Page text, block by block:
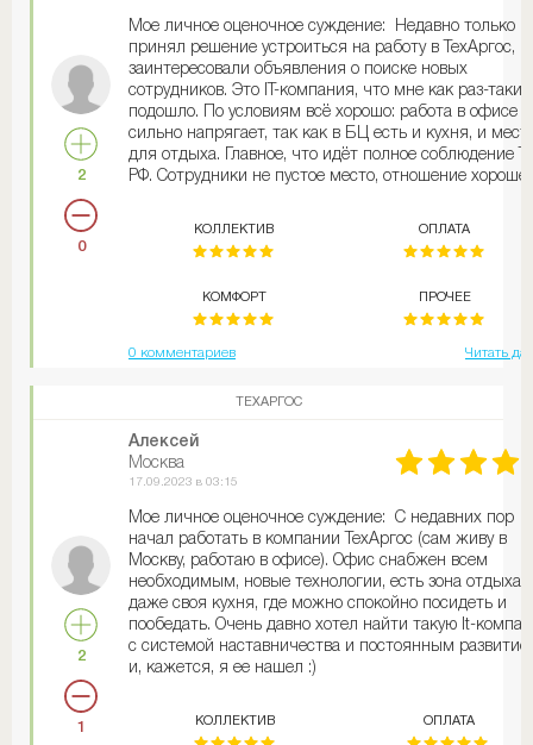
2
0
Мое личное оценочное суждение: Недавно только
принял решение устроиться на работу в ТехАргос,
заинтересовали объявления о поиске новых
сотрудников. Это IT-компания, что мне как раз-таки
подошло. По условиям всё хорошо: работа в офисе
сильно напрягает, так как в БЦ есть и кухня, и
для отдыха. Главное, что идёт полное соблюдение
РФ. Сотрудники не пустое место, отношение
КОЛЛЕКТИВ
КОМФОРТ
ОПЛАТА
ПРОЧЕЕ
0 комментариев Читать
ТЕХАРГОС
2
1
Алексей
Москва
17.09.2023 в 03:15
Мое личное оценочное суждение: С недавних пор
начал работать в компании ТехАргос (сам живу в
Москву, работаю в офисе). Офис снабжен всем
необходимым, новые технологии, есть зона отдыха
даже своя кухня, где можно спокойно посидеть и
пообедать. Очень давно хотел найти такую It-
с системой наставничества и постоянным
и, кажется, я ее нашел :)
КОЛЛЕКТИВ ОПЛАТА